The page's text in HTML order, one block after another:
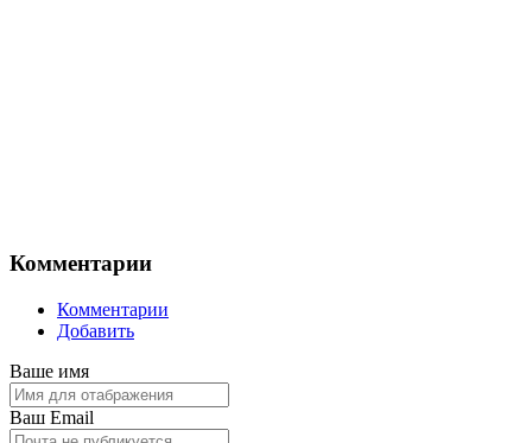
Комментарии
Комментарии
Добавить
Ваше имя
Ваш Email